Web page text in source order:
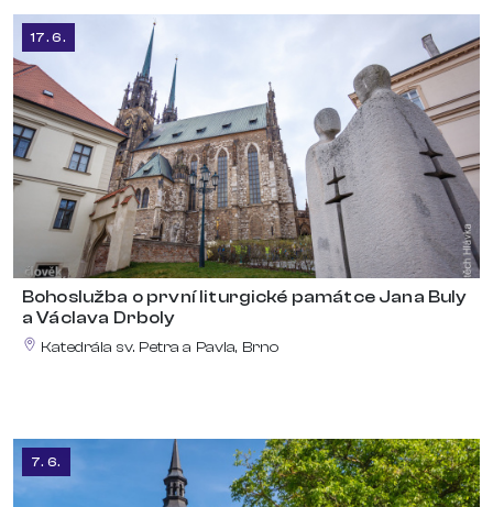
17. 6.
Bohoslužba o první liturgické památce Jana Buly
a Václava Drboly
Katedrála sv. Petra a Pavla, Brno
7. 6.